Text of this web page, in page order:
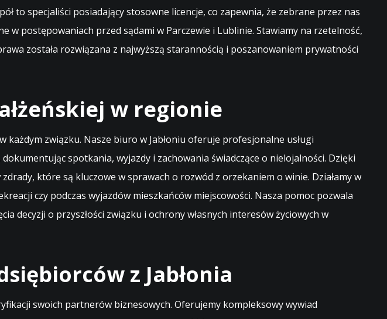
to specjaliści posiadający stosowne licencje, co zapewnia, że zebrane przez nas
w postępowaniach przed sądami w Parczewie i Lublinie. Stawiamy na rzetelność,
została rozwiązana z najwyższą starannością i poszanowaniem prywatności
w regionie
związku. Nasze biuro w Jabłoniu oferuje profesjonalne usługi
spotkania, wyjazdy i zachowania świadczące o nielojalności. Dzięki
które są kluczowe w sprawach o rozwód z orzekaniem o winie. Działamy w
czy podczas wyjazdów mieszkańców miejscowości. Nasza pomoc pozwala
decyzji o przyszłości związku i ochrony własnych interesów życiowych w
z Jabłonia
swoich partnerów biznesowych. Oferujemy kompleksowy wywiad